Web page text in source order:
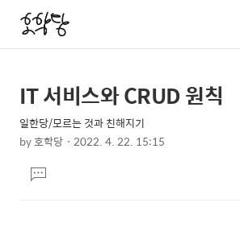
상
세
컨
텐
츠
본
문
제
목
IT 서비스와 CRUD 원칙
일한당/모르는 것과 친해지기
by호학당 2022. 4. 22. 15:15
문댓
글